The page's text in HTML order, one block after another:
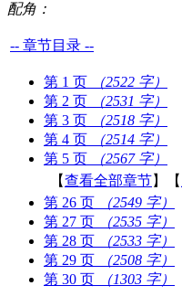
配角：
-- 章节目录 --
第 1 页
（2522 字）
第 2 页
（2531 字）
第 3 页
（2518 字）
第 4 页
（2514 字）
第 5 页
（2567 字）
【查看全部章节】【
第 26 页
（2549 字）
第 27 页
（2535 字）
第 28 页
（2533 字）
第 29 页
（2508 字）
第 30 页
（1303 字）